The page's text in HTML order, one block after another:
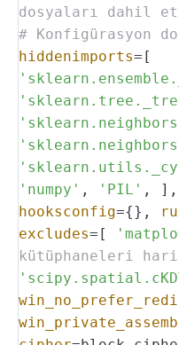
dosyaları dahil et
# Konfigürasyon
hiddenimports=[
'numpy' , 'PIL' , ],
hooksconfig={},
excludes=[
kütüphaneleri